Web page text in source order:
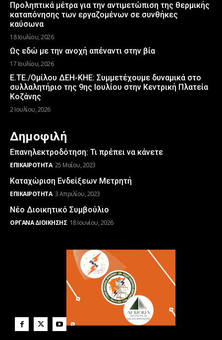
Προληπτικά μέτρα για την αντιμετώπιση της θερμικής
καταπόνησης των εργαζομένων σε συνθήκες
καύσωνα
18 Ιουλίου, 2026
Ως εδώ με την ανοχή απέναντι στην βία
17 Ιουλίου, 2026
Ε.ΤΕ./Ομίλου ΔΕΗ-ΚΗΕ: Συμμετέχουμε δυναμικά στο
συλλαλητήριο της 9ης Ιουλίου στην Κεντρική Πλατεία
Κοζάνης
2 Ιουλίου, 2026
Δημοφιλή
Επανηλεκτροδότηση: Τι πρέπει να κάνετε
ΕΠΙΚΑΙΡΌΤΗΤΑ 25 Μαΐου, 2023
Καταχώριση Ενδείξεων Μετρητή
ΕΠΙΚΑΙΡΌΤΗΤΑ 3 Απριλίου, 2023
Νέο Διοικητικό Συμβούλιο
ΌΡΓΑΝΑ ΔΙΟΊΚΗΣΗΣ 18 Ιουνίου, 2026